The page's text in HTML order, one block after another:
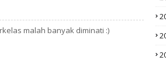
malah banyak diminati :)